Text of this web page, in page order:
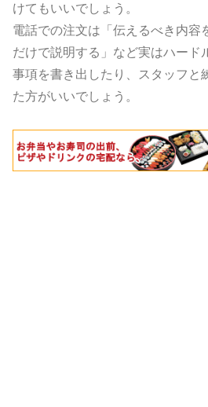
けてもいいでしょう。
電話での注文は「伝えるべき内容
だけで説明する」など実はハード
事項を書き出したり、
スタッフと
た方がいいでしょう。